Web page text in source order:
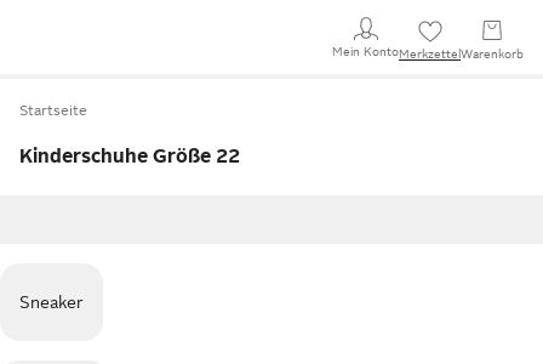
Mein KontoMerkzettel Warenkorb
Startseite
Kinderschuhe Größe 22
Sneaker